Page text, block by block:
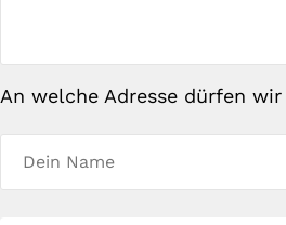
An welche Adresse dürfen